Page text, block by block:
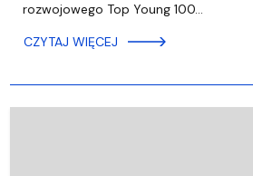
rozwojowego Top Young 100…
CZYTAJ WIĘCEJ